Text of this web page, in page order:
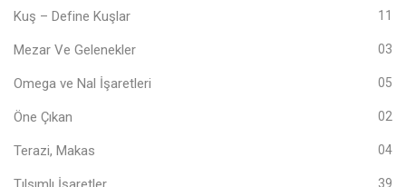
Kuş – Define Kuşlar 11
Mezar Ve Gelenekler 03
Omega ve Nal İşaretleri 05
Öne Çıkan 02
Terazi, Makas 04
39